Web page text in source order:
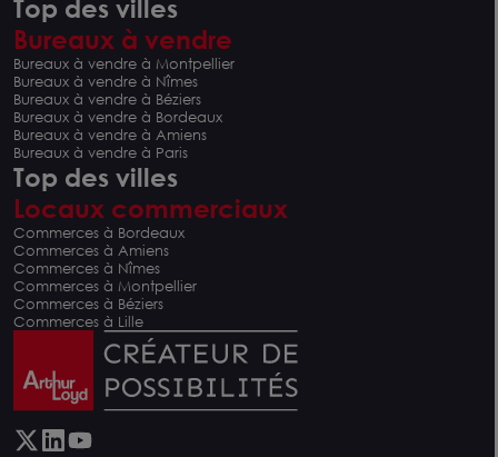
Top des villes
Bureaux à vendre
Bureaux à vendre à Montpellier
Bureaux à vendre à Nîmes
Bureaux à vendre à Béziers
Bureaux à vendre à Bordeaux
Bureaux à vendre à Amiens
Bureaux à vendre à Paris
Top des villes
Locaux commerciaux
Commerces à Bordeaux
Commerces à Amiens
Commerces à Nîmes
Commerces à Montpellier
Commerces à Béziers
Commerces à Lille